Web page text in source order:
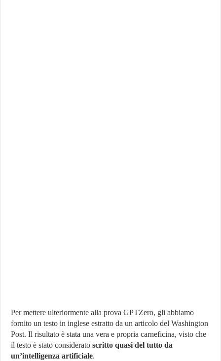
Per mettere ulteriormente alla prova GPTZero, gli abbiamo
fornito un testo in inglese estratto da un articolo del Washington
Post. Il risultato è stata una vera e propria carneficina, visto che
il testo è stato consideratoscritto quasi del tutto da
un’intelligenza artificiale.